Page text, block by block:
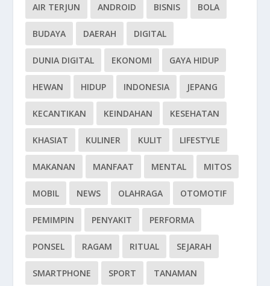
AIR TERJUN ANDROID BISNIS BOLA
BUDAYA DAERAH DIGITAL
DUNIA DIGITAL EKONOMI GAYA HIDUP
HEWAN HIDUP INDONESIA JEPANG
KECANTIKAN KEINDAHAN KESEHATAN
KHASIAT KULINER KULIT LIFESTYLE
MAKANAN MANFAAT MENTAL MITOS
MOBIL NEWS OLAHRAGA OTOMOTIF
PEMIMPIN PENYAKIT PERFORMA
PONSEL RAGAM RITUAL SEJARAH
SMARTPHONE SPORT TANAMAN